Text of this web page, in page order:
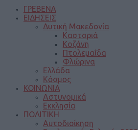
ΓΡΕΒΕΝΑ
ΕΙΔΗΣΕΙΣ
Δυτική Μακεδονία
Καστοριά
Κοζάνη
Πτολεμαΐδα
Φλώρινα
Ελλάδα
Κόσμος
ΚΟΙΝΩΝΙΑ
Αστυνομικά
Εκκλησία
ΠΟΛΙΤΙΚΗ
Αυτοδιοίκηση